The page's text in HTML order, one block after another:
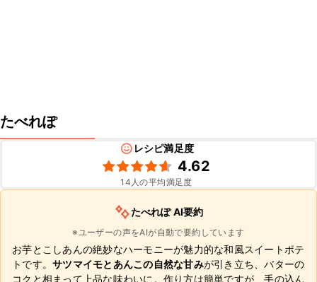
たべれぽ
レシピ満足度
4.62
14 人の平均満足度
たべれぽ AI要約
※ユーザーの声をAIが自動で要約しています
お芋とこしあんの絶妙なハーモニーが魅力的な和風スイートポテ
トです。 サツマイモとあんこの自然な甘みが引き立ち、バターの
コクと相まって上品な味わいに。作り方は簡単ですが、手の込ん